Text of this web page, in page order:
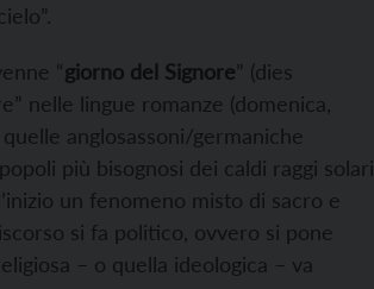
“giorno del Signore” (dies
nelle lingue romanze (domenica,
anglosassoni/germaniche
più bisognosi dei caldi raggi solari
un fenomeno misto di sacro e
si fa politico, ovvero si pone
– o quella ideologica – va